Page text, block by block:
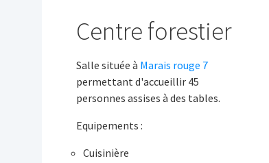
Centre forestier
Salle située à Marais rouge 7
permettant d'accueillir 45
personnes assises à des tables.
Equipements :
Cuisinière